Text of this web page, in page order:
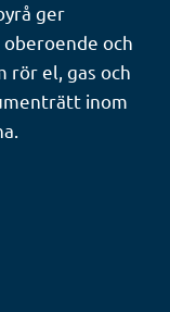
ger
och
rör el, gas och
inom